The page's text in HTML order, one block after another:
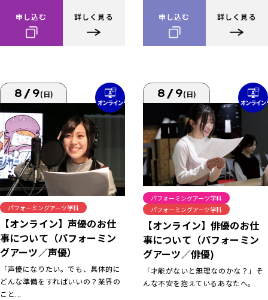
申し込む 詳しく見る 申し込む 詳しく見る
8/9(日)
パフォーミングアーツ学科
【オンライン】声優のお仕
事について（パフォーミン
グアーツ／声優）
「声優になりたい。でも、具体的に
どんな準備をすればいいの？業界の
こと...
8/9(日)
パフォーミングアーツ学科
パフォーミングアーツ学科
【オンライン】俳優のお仕
事について（パフォーミン
グアーツ／俳優)
「才能がないと無理なのかな？」そ
んな不安を抱えているあなたへ。